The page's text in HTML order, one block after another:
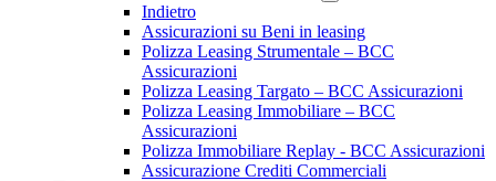
Indietro
Assicurazioni su Beni in leasing
Polizza Leasing Strumentale – BCC
Assicurazioni
Polizza Leasing Targato – BCC Assicurazioni
Polizza Leasing Immobiliare – BCC
Assicurazioni
Polizza Immobiliare Replay - BCC Assicurazioni
Assicurazione Crediti Commerciali